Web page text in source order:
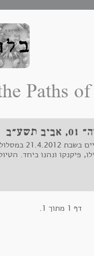
Paths
ראשון
פיקנקו ונהנו ביחד.
דף 1 מתוך 1.